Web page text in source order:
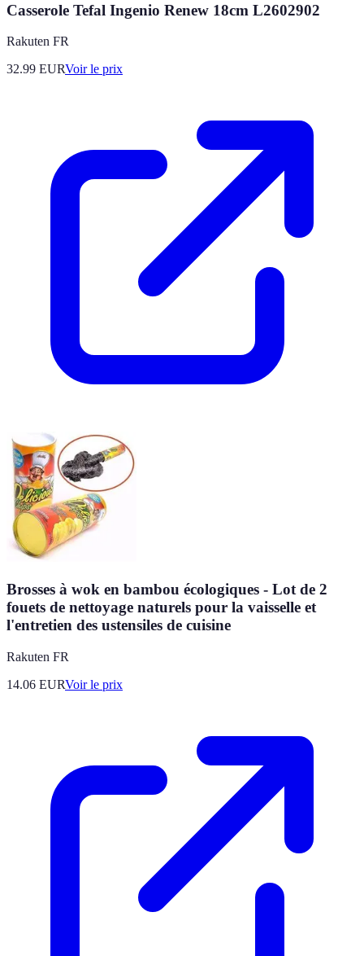
Casserole Tefal Ingenio Renew 18cm L2602902
Rakuten FR
32.99 EURVoir le prix
Brosses à wok en bambou écologiques - Lot de 2
fouets de nettoyage naturels pour la vaisselle et
l'entretien des ustensiles de cuisine
Rakuten FR
14.06 EURVoir le prix